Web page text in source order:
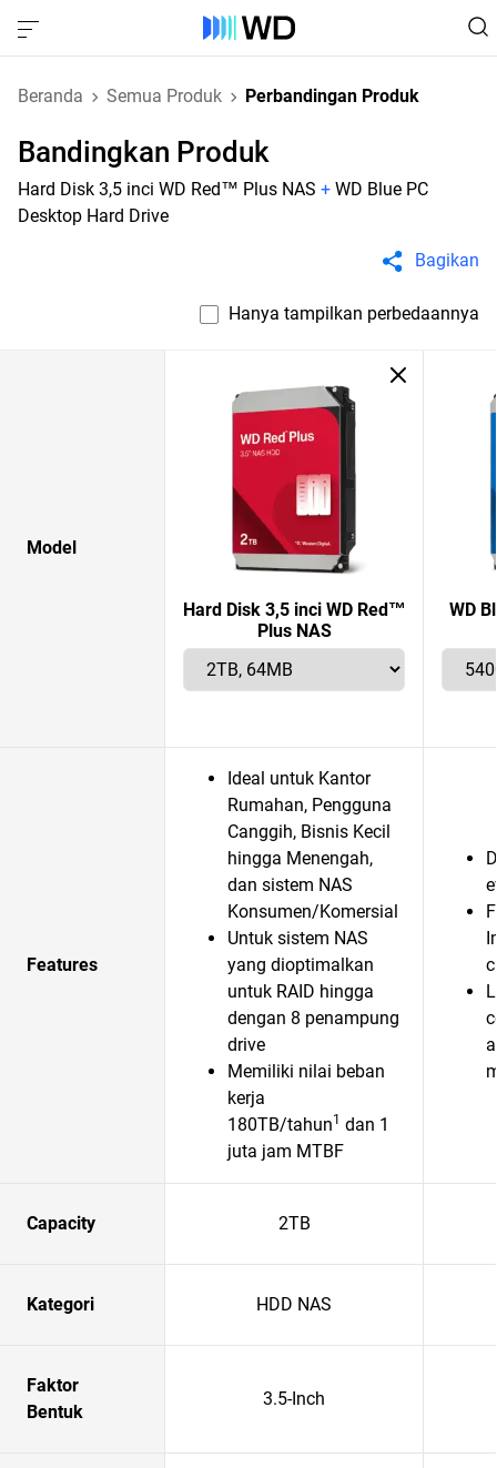
Beranda Semua Produk Perbandingan Produk
Bandingkan Produk
Hard Disk 3,5 inci WD Red™ Plus NAS + WD Blue PC
Desktop Hard Drive
Bagikan
Hanya tampilkan perbedaannya
Model
Hard Disk 3,5 inci WD Red™
Plus NAS
WD
Features
Ideal untuk Kantor
Rumahan, Pengguna
Canggih, Bisnis Kecil
hingga Menengah,
dan sistem NAS
Konsumen/Komersial
Untuk sistem NAS
yang dioptimalkan
untuk RAID hingga
dengan 8 penampung
drive
Memiliki nilai beban
kerja
180TB/tahun1 dan 1
juta jam MTBF
Capacity 2TB
Kategori HDD NAS
Faktor
Bentuk
3.5-Inch